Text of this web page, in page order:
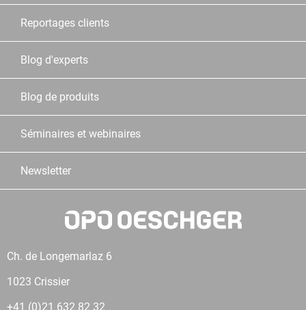
Reportages clients
Blog d'experts
Blog de produits
Séminaires et webinaires
Newsletter
Ch. de Longemarlaz 6
1023 Crissier
+41 (0)21 632 82 32